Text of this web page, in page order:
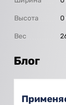
Высота 0
Вес
Блог